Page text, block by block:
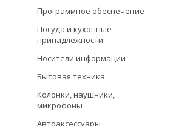
Программное обеспечение
Посуда и кухонные
принадлежности
Носители информации
Бытовая техника
Колонки, наушники,
микрофоны
Автоаксессуары